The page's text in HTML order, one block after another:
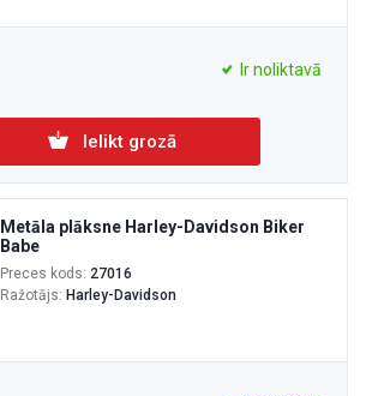
Ir noliktavā
Ielikt grozā
Metāla plāksne Harley-Davidson Biker
Babe
Preces kods: 27016
Ražotājs: Harley-Davidson